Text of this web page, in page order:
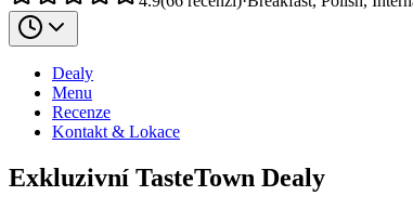
Dealy
Menu
Recenze
Kontakt & Lokace
Exkluzivní TasteTown Dealy